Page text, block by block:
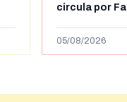
circula por
05/08/2026